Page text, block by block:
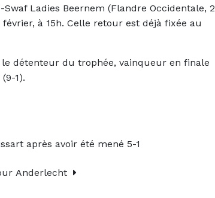
Swaf Ladies Beernem (Flandre Occidentale, 2
à 15h. Celle retour est déjà fixée au
détenteur du trophée, vainqueur en finale
1).
après avoir été mené 5-1
Anderlecht